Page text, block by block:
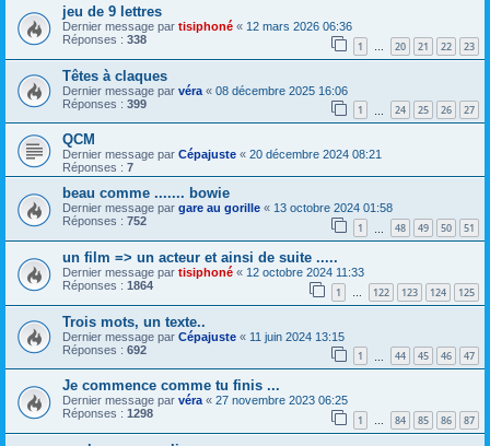
jeu de 9 lettres
Dernier message par tisiphoné « 12 mars 2026 06:36
Réponses : 338 1 … 20 21 22 23
Têtes à claques
Dernier message par véra « 08 décembre 2025 16:06
Réponses : 399 1 24 25 26 27
QCM
Dernier message par Cépajuste « 20 décembre 2024 08:21
Réponses : 7
beau comme ....... bowie
Dernier message par gare au gorille « 13 octobre 2024 01:58
Réponses : 752 1 48 49 50 51
un film => un acteur et ainsi de suite .....
Dernier message par tisiphoné « 12 octobre 2024 11:33
Réponses : 1864 1 … 122 123 124 125
Trois mots, un texte..
Dernier message par Cépajuste « 11 juin 2024 13:15
Réponses : 692 1 44 45 46 47
Je commence comme tu finis ...
Dernier message par véra « 27 novembre 2023 06:25
Réponses : 1298 1 … 84 85 86 87